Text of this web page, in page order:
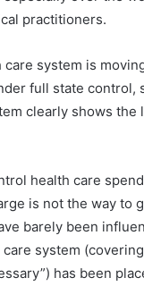
practitioners.
system is
full state control,
clearly shows
health care
is not the way to
barely been
system
has been